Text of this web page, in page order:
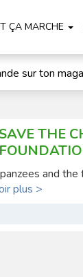
ÇA MARCHE
sur ton
THE
and
plus >